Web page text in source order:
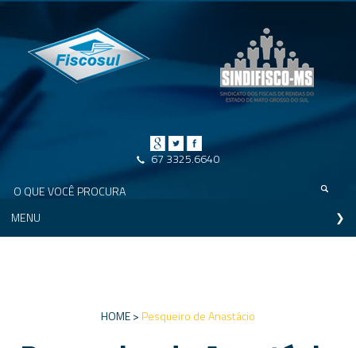
67 3325.6640
MENU
HOME > Pesqueiro de Anastácio